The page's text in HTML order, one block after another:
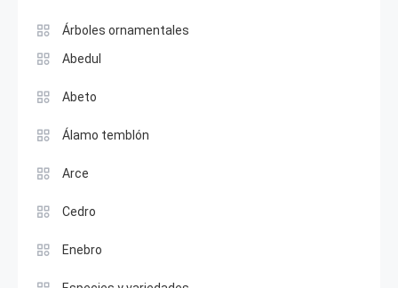
Árboles ornamentales
Abedul
Abeto
Álamo temblón
Arce
Cedro
Enebro